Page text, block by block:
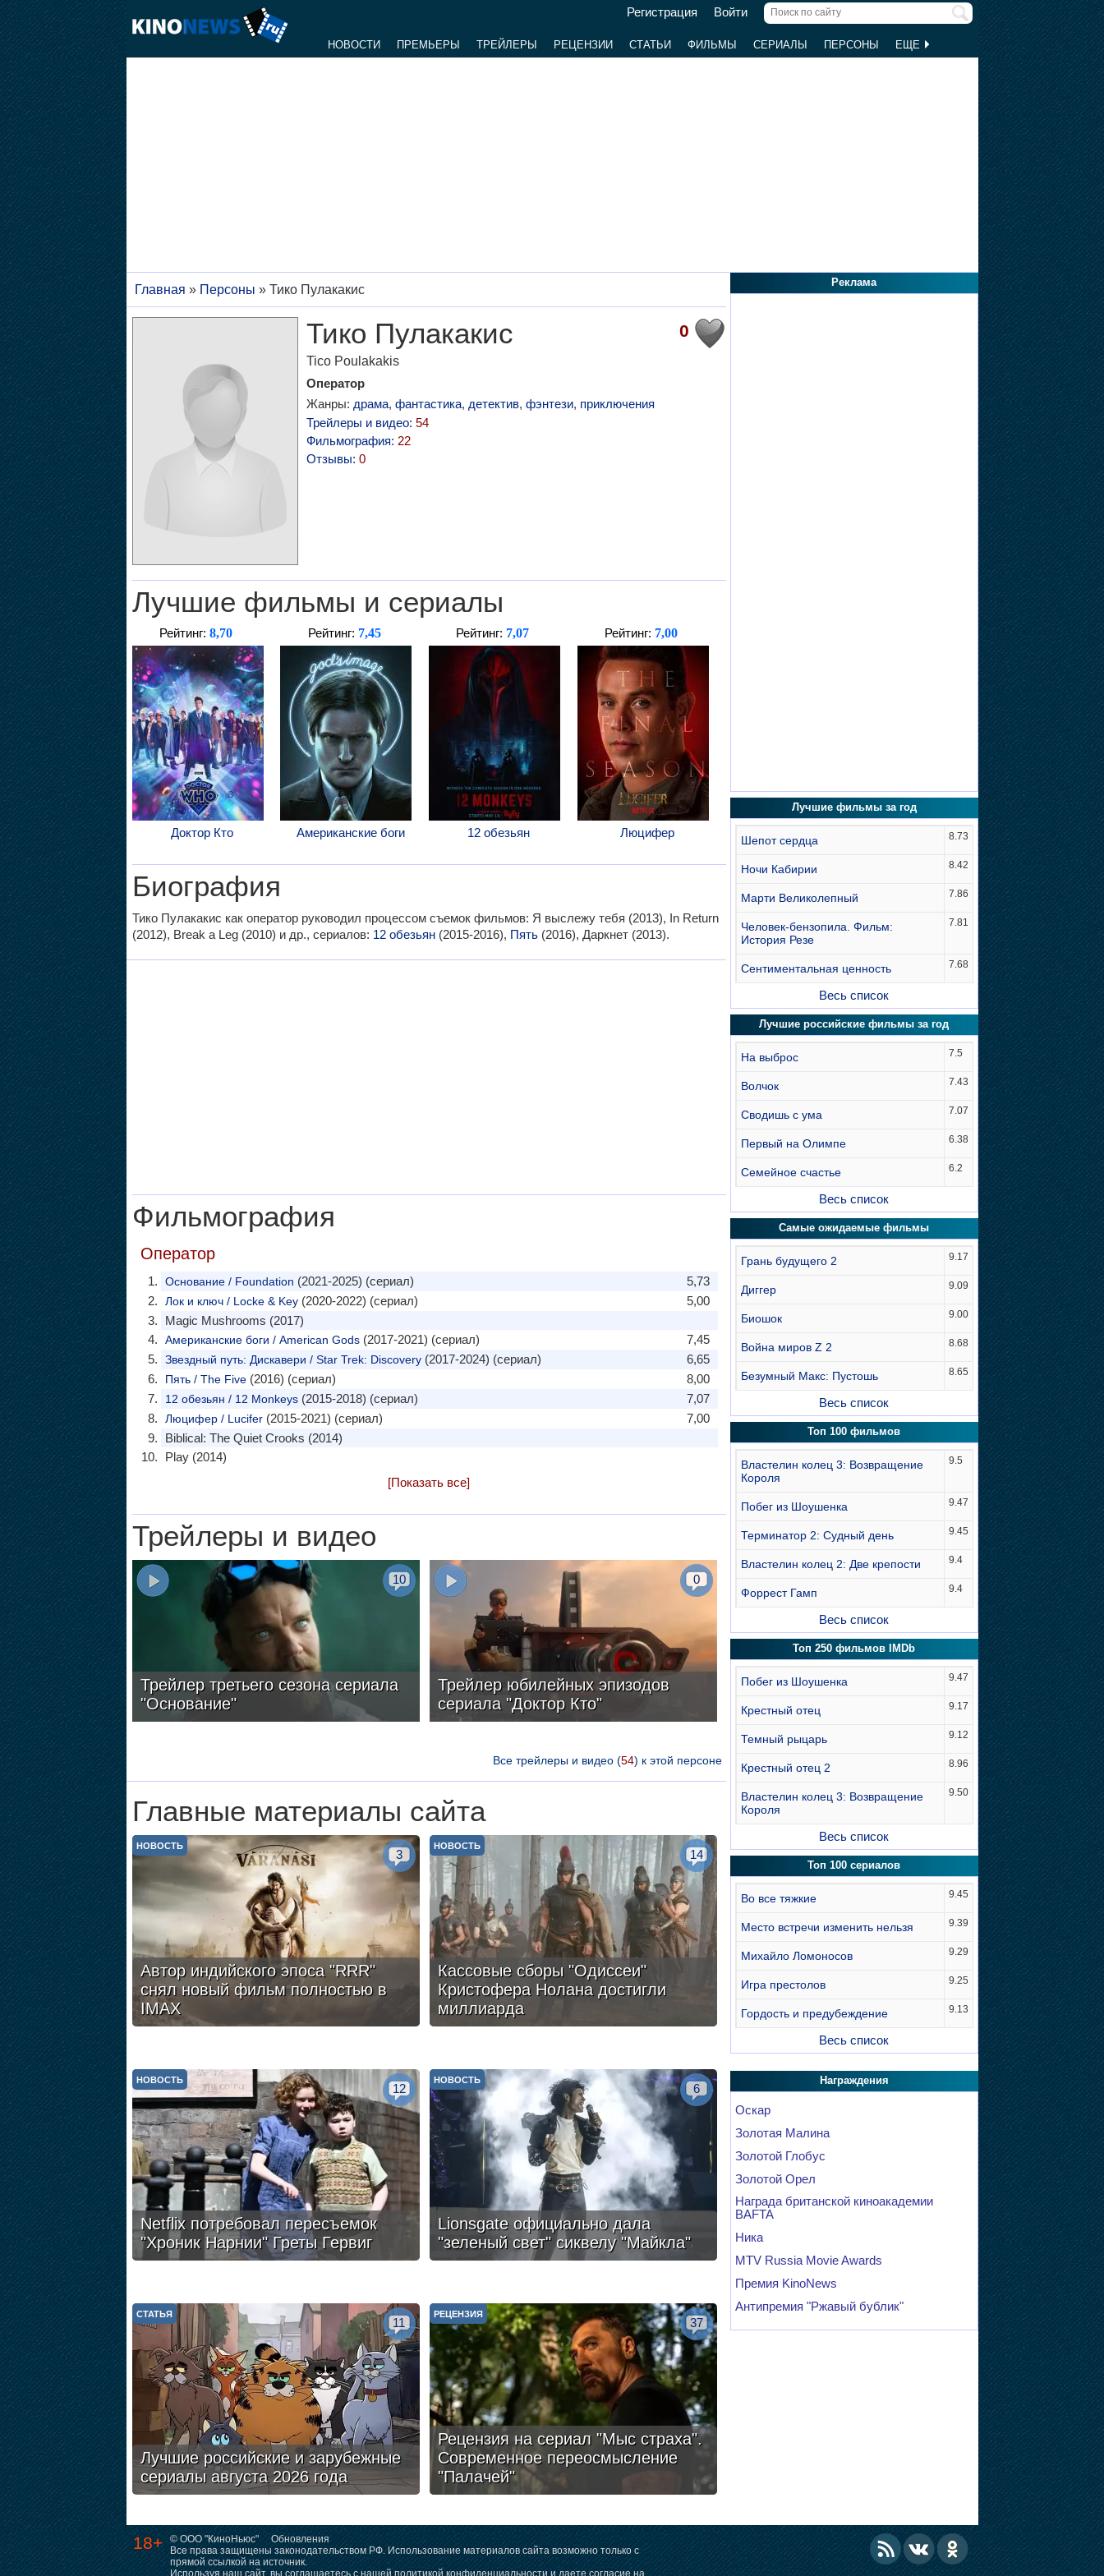
Регистрация Войти
НОВОСТИ ПРЕМЬЕРЫ ТРЕЙЛЕРЫ РЕЦЕНЗИИ СТАТЬИ ФИЛЬМЫ СЕРИАЛЫ ПЕРСОНЫ ЕЩЕ
Главная » Персоны » Тико Пулакакис
0
Тико Пулакакис
Tico Poulakakis
Оператор
Жанры: драма, фантастика, детектив, фэнтези, приключения
Трейлеры и видео: 54
Фильмография: 22
Отзывы: 0
Лучшие фильмы и сериалы
Рейтинг: 8,70
Доктор Кто
Рейтинг: 7,45
Американские боги
Рейтинг: 7,07
12 обезьян
Рейтинг: 7,00
Люцифер
Биография
Тико Пулакакис как оператор руководил процессом съемок фильмов: Я выслежу тебя (2013), In Return
(2012), Break a Leg (2010) и др., сериалов: 12 обезьян(2015-2016), Пять(2016), Даркнет (2013).
Фильмография
Оператор
5,73
Основание / Foundation (2021-2025) (сериал)
5,00
Лок и ключ / Locke & Key(2020-2022) (сериал)
Magic Mushrooms (2017)
7,45
Американские боги / American Gods(2017-2021) (сериал)
6,65
Звездный путь: Дискавери / Star Trek: Discovery(2017-2024) (сериал)
8,00
Пять / The Five(2016) (сериал)
7,07
12 обезьян / 12 Monkeys(2015-2018) (сериал)
7,00
Люцифер / Lucifer(2015-2021) (сериал)
Biblical: The Quiet Crooks (2014)
Play (2014)
[Показать все]
Трейлеры и видео
Трейлер третьего сезона сериала
"Основание"
10
Трейлер юбилейных эпизодов
сериала "Доктор Кто"
0
Все трейлеры и видео (54) к этой персоне
Главные материалы сайта
Автор индийского эпоса "RRR"
снял новый фильм полностью в
IMAX
НОВОСТЬ
3
Кассовые сборы "Одиссеи"
Кристофера Нолана достигли
миллиарда
НОВОСТЬ
14
Netflix потребовал пересъемок
"Хроник Нарнии" Греты Гервиг
НОВОСТЬ
12
Lionsgate официально дала
"зеленый свет" сиквелу "Майкла"
НОВОСТЬ
6
Лучшие российские и зарубежные
сериалы августа 2026 года
СТАТЬЯ
11
Рецензия на сериал "Мыс страха".
Современное переосмысление
"Палачей"
РЕЦЕНЗИЯ
37
Реклама
Лучшие фильмы за год
Шепот сердца 8.73
Ночи Кабирии 8.42
Марти Великолепный 7.86
Человек-бензопила. Фильм:
История Резе
7.81
Сентиментальная ценность 7.68
Весь список
Лучшие российские фильмы за год
На выброс 7.5
Волчок 7.43
Сводишь с ума 7.07
Первый на Олимпе 6.38
Семейное счастье 6.2
Весь список
Самые ожидаемые фильмы
Грань будущего 2 9.17
Диггер 9.09
Биошок 9.00
Война миров Z 2 8.68
Безумный Макс: Пустошь 8.65
Весь список
Топ 100 фильмов
Властелин колец 3: Возвращение
Короля
9.5
Побег из Шоушенка 9.47
Терминатор 2: Судный день 9.45
Властелин колец 2: Две крепости 9.4
Форрест Гамп 9.4
Весь список
Топ 250 фильмов IMDb
Побег из Шоушенка 9.47
Крестный отец 9.17
Темный рыцарь 9.12
Крестный отец 2 8.96
Властелин колец 3: Возвращение
Короля
9.50
Весь список
Топ 100 сериалов
Во все тяжкие 9.45
Место встречи изменить нельзя 9.39
Михайло Ломоносов 9.29
Игра престолов 9.25
Гордость и предубеждение 9.13
Весь список
Награждения
Оскар
Золотая Малина
Золотой Глобус
Золотой Орел
Награда британской киноакадемии
BAFTA
Ника
MTV Russia Movie Awards
Премия KinoNews
Антипремия "Ржавый бублик"
18+ © ООО "КиноНьюс"
Обновления
Все права защищены законодательством РФ. Использование материалов сайта возможно только с
прямой ссылкой на источник.
Используя наш сайт, вы соглашаетесь с нашей политикой конфиденциальности и даете согласие на